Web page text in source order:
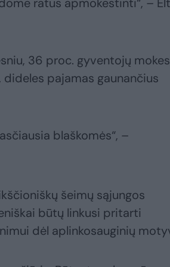
ratus apmokestinti“, –
36 proc. gyventojų
pajamas gaunančius
blaškomės“, –
šeimų sąjungos
būtų linkusi pritarti
dėl aplinkosauginių